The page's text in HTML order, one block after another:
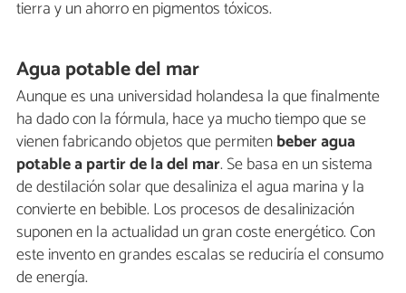
tierra y un ahorro en pigmentos tóxicos.
Agua potable del mar
Aunque es una universidad holandesa la que finalmente
ha dado con la fórmula, hace ya mucho tiempo que se
vienen fabricando objetos que permitenbeber agua
potable a partir de la del mar. Se basa en un sistema
de destilación solar que desaliniza el agua marina y la
convierte en bebible. Los procesos de desalinización
suponen en la actualidad un gran coste energético. Con
este invento en grandes escalas se reduciría el consumo
de energía.